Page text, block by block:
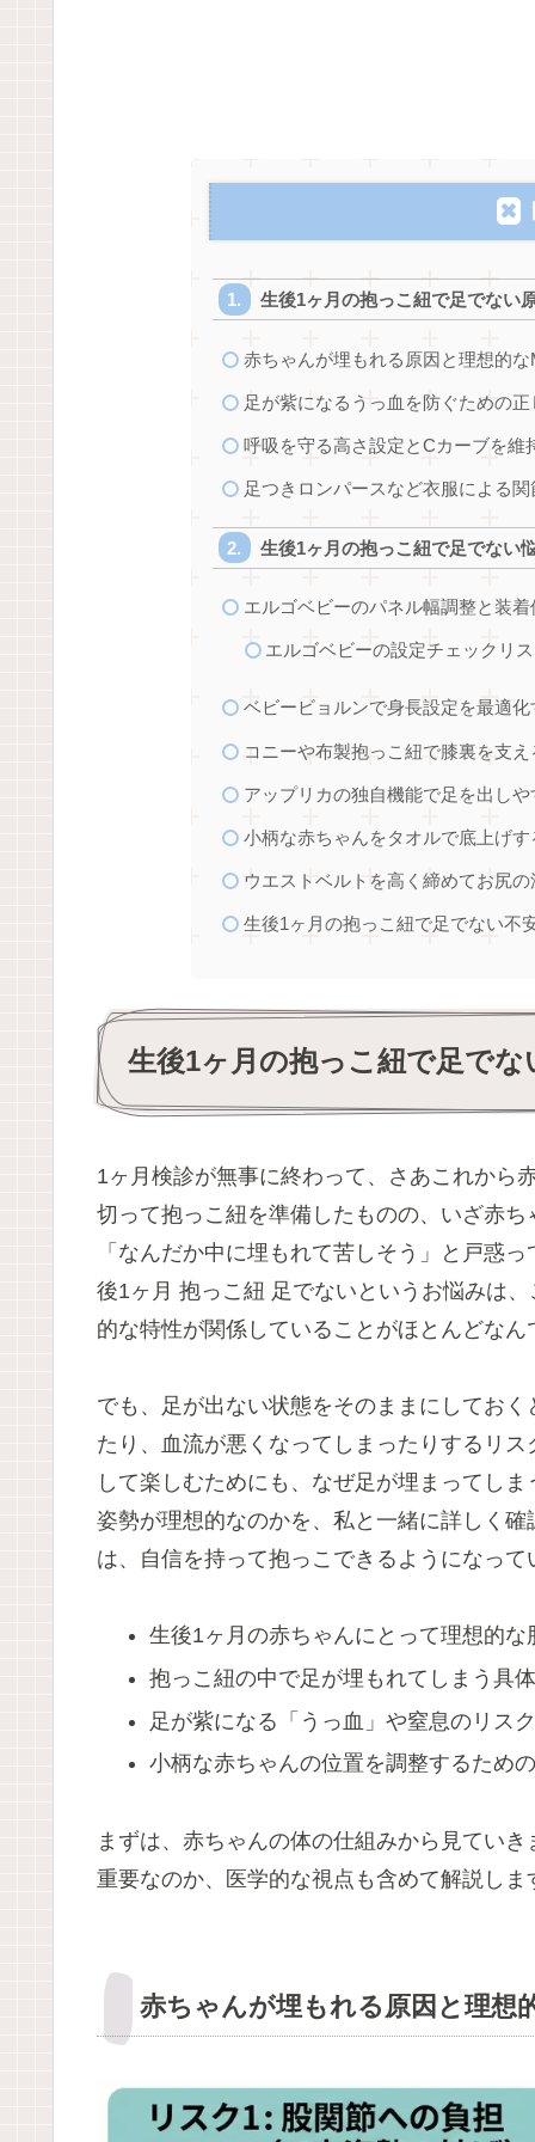
生後1ヶ月の抱っこ紐で足でない
赤ちゃんが埋もれる原因と理想的
足が紫になるうっ血を防ぐための
呼吸を守る高さ設定とCカーブを維
足つきロンパースなど衣服による
生後1ヶ月の抱っこ紐で足でない
エルゴベビーのパネル幅調整と装
エルゴベビーの設定チェックリ
ベビービョルンで身長設定を最適化
コニーや布製抱っこ紐で膝裏を支
アップリカの独自機能で足を出し
小柄な赤ちゃんをタオルで底上げ
ウエストベルトを高く締めてお尻
生後1ヶ月の抱っこ紐で足でない不
生後1ヶ月の抱っこ紐で足で
1ヶ月検診が無事に終わって、さあこれから
切って抱っこ紐を準備したものの、いざ赤
「なんだか中に埋もれて苦しそう」と戸惑
後1ヶ月 抱っこ紐 足でないというお悩みは
的な特性が関係していることがほとんどなん
でも、足が出ない状態をそのままにしてお
たり、血流が悪くなってしまったりするリ
して楽しむためにも、なぜ足が埋まってし
姿勢が理想的なのかを、私と一緒に詳しく
は、自信を持って抱っこできるようになって
生後1ヶ月の赤ちゃんにとって理想的
抱っこ紐の中で足が埋もれてしまう具
足が紫になる「うっ血」や窒息のリス
小柄な赤ちゃんの位置を調整するため
まずは、赤ちゃんの体の仕組みから見てい
重要なのか、医学的な視点も含めて解説しま
赤ちゃんが埋もれる原因と理想